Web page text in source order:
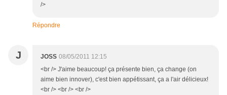
/>
Répondre
J JOSS 08/05/2011 12:15
<br /> J'aime beaucoup! ça présente bien, ça change (on
aime bien innover), c'est bien appétissant, ça a l'air délicieux!
<br /> <br /> <br />